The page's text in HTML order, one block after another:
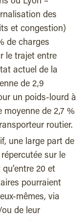
des
et congestion)
de charges
le trajet entre
actuel de la
de 2,9
un poids-lourd à
moyenne de 2,7 %
routier.
une large part de
sur le
20 et
pourraient
mêmes, via
de leur